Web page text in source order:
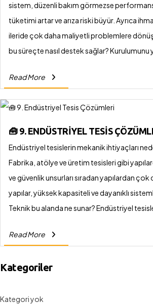
sistem, düzenli bakım görmezse
tüketimi artar ve arıza riski büyür. Ayrıca
ileride çok daha maliyetli problemlere
bu süreçte nasıl destek sağlar? Kurulumunu
hizmetleri sunuyoruz. Arıza durumlarında ise
sistemleri, kazan daireleri, VRF cihazları ve
sistemlerinin düzenli kontrollerini yaparak
Read More
🧰 9. ENDÜSTRIYEL TESIS
Endüstriyel tesislerin mekanik ihtiyaçları
Fabrika, atölye ve üretim tesisleri gibi
ve güvenlik unsurları sıradan yapılardan çok
yapılar, yüksek kapasiteli ve dayanıklı
Teknik bu alanda ne sunar? Endüstriyel
buhar kazanları, yangın güvenlik sistemleri
İşletmenin üretim süreçlerini aksatmadan,
mühendislik çalışmalarıyla maksimum
Read More
Kategoriler
Kategori yok